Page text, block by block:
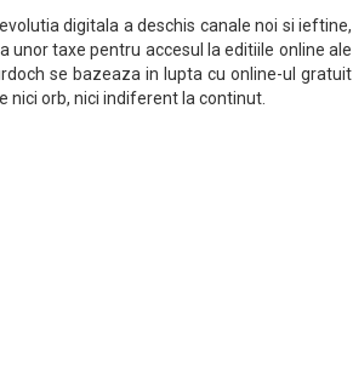
digitala a deschis canale noi si ieftine,
taxe pentru accesul la editiile online ale
se bazeaza in lupta cu online-ul gratuit
nici orb, nici indiferent la continut.